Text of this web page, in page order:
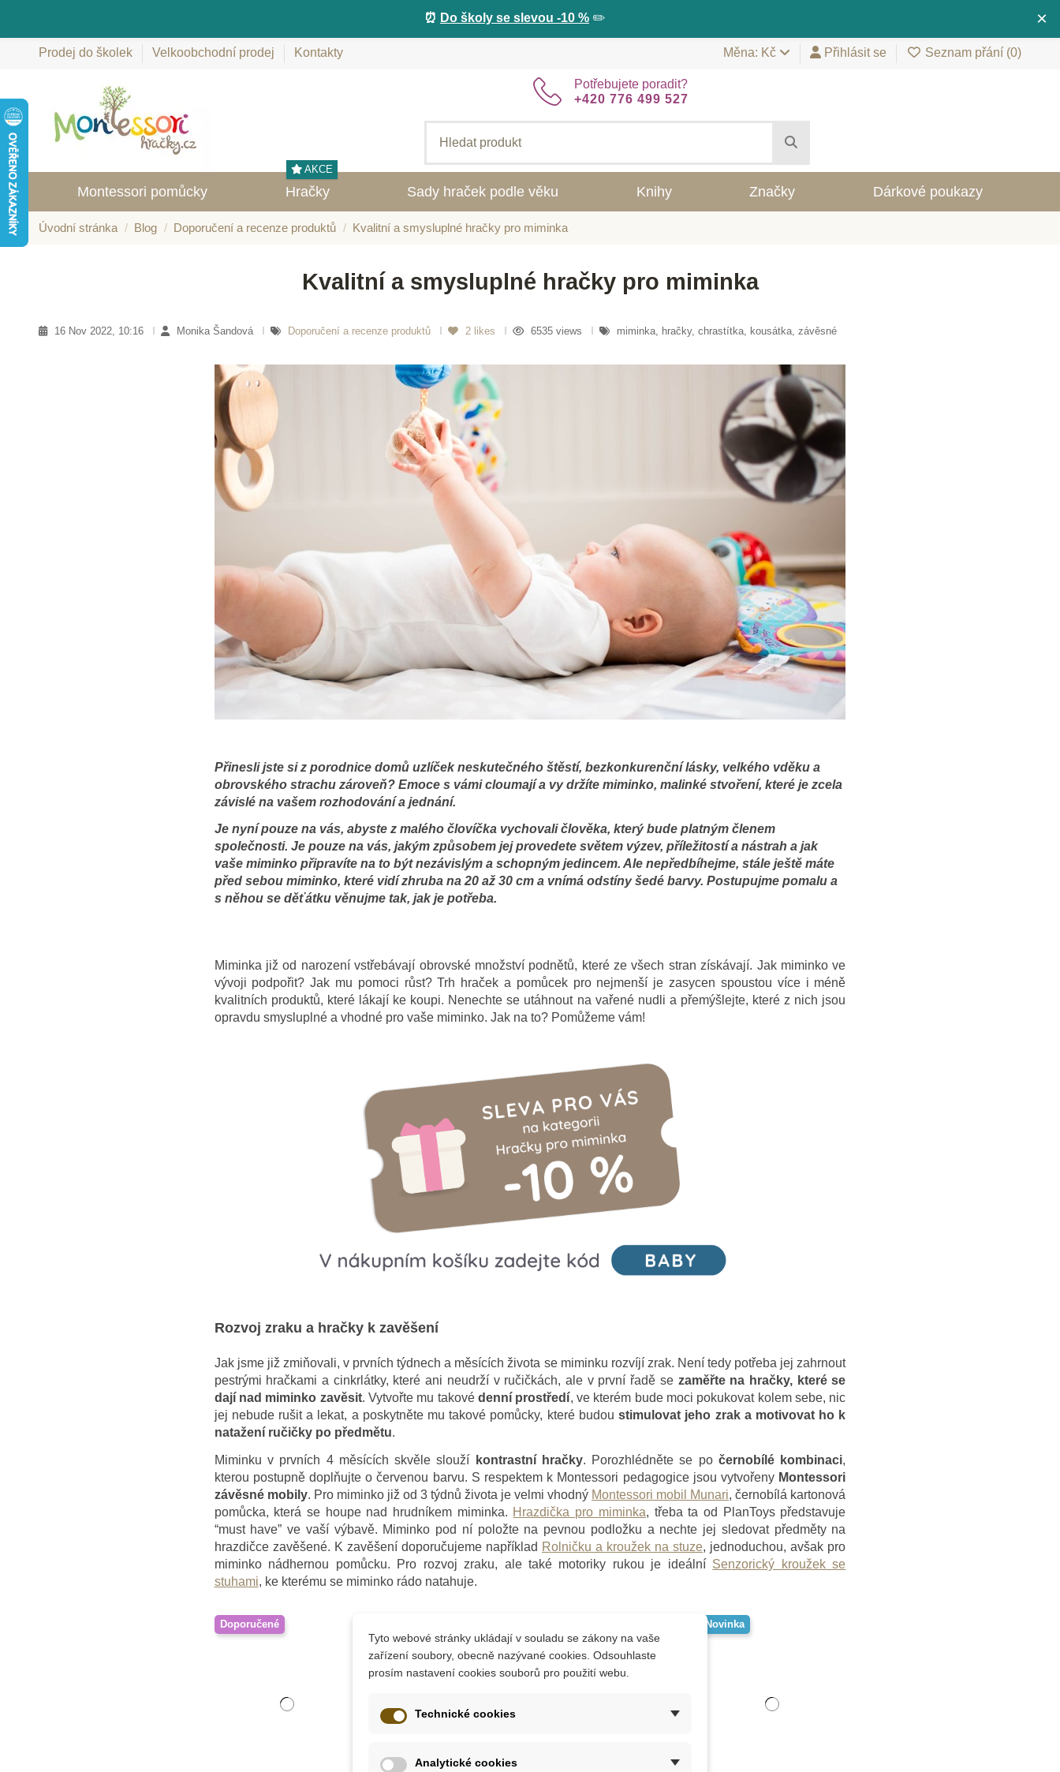
×
⏰ Do školy se slevou -10 % ✏️
Prodej do školek Velkoobchodní prodej Kontakty Měna: Kč Přihlásit se Seznam přání (0)
Potřebujete poradit?
+420 776 499 527
Montessori pomůcky Hračky
AKCE
Sady hraček podle věku Knihy Značky Dárkové poukazy
Úvodní stránka Blog Doporučení a recenze produktů Kvalitní a smysluplné hračky pro miminka
Kvalitní a smysluplné hračky pro miminka
16 Nov 2022, 10:16 Monika Šandová Doporučení a recenze produktů 2 likes 6535 views miminka, hračky, chrastítka, kousátka, závěsné
Přinesli jste si z porodnice domů uzlíček neskutečného štěstí, bezkonkurenční lásky, velkého vděku a
obrovského strachu zároveň? Emoce s vámi cloumají a vy držíte miminko, malinké stvoření, které je zcela
závislé na vašem rozhodování a jednání.
Je nyní pouze na vás, abyste z malého človíčka vychovali člověka, který bude platným členem
společnosti. Je pouze na vás, jakým způsobem jej provedete světem výzev, příležitostí a nástrah a jak
vaše miminko připravíte na to být nezávislým a schopným jedincem. Ale nepředbíhejme, stále ještě máte
před sebou miminko, které vidí zhruba na 20 až 30 cm a vnímá odstíny šedé barvy. Postupujme pomalu a
s něhou se děťátku věnujme tak, jak je potřeba.
Miminka již od narození vstřebávají obrovské množství podnětů, které ze všech stran získávají. Jak miminko ve
vývoji podpořit? Jak mu pomoci růst? Trh hraček a pomůcek pro nejmenší je zasycen spoustou více i méně
kvalitních produktů, které lákají ke koupi. Nenechte se utáhnout na vařené nudli a přemýšlejte, které z nich jsou
opravdu smysluplné a vhodné pro vaše miminko. Jak na to? Pomůžeme vám!
Rozvoj zraku a hračky k zavěšení
Jak jsme již zmiňovali, v prvních týdnech a měsících života se miminku rozvíjí zrak. Není tedy potřeba jej zahrnout
pestrými hračkami a cinkrlátky, které ani neudrží v ručičkách, ale v první řadě se zaměřte na hračky, které se
dají nad miminko zavěsit. Vytvořte mu takovédenní prostředí, ve kterém bude moci pokukovat kolem sebe, nic
jej nebude rušit a lekat, a poskytněte mu takové pomůcky, které budoustimulovat jeho zrak a motivovat ho k
natažení ručičky po předmětu.
Miminku v prvních 4 měsících skvěle slouží kontrastní hračky. Porozhlédněte se počernobílé kombinaci,
kterou postupně doplňujte o červenou barvu. S respektem k Montessori pedagogice jsou vytvořeny Montessori
závěsné mobily. Pro miminko již od 3 týdnů života je velmi vhodný Montessori mobil Munari, černobílá kartonová
pomůcka, která se houpe nad hrudníkem miminka. Hrazdička pro miminka, třeba ta od PlanToys představuje
“must have” ve vaší výbavě. Miminko pod ní položte na pevnou podložku a nechte jej sledovat předměty na
hrazdičce zavěšené. K zavěšení doporučujeme například Rolničku a kroužek na stuze, jednoduchou, avšak pro
miminko nádhernou pomůcku. Pro rozvoj zraku, ale také motoriky rukou je ideální Senzorický kroužek se
stuhami, ke kterému se miminko rádo natahuje.
Doporučené Novinka
Tyto webové stránky ukládají v souladu se zákony na vaše
zařízení soubory, obecně nazývané cookies. Odsouhlaste
prosím nastavení cookies souborů pro použití webu.
Technické cookies
Analytické cookies